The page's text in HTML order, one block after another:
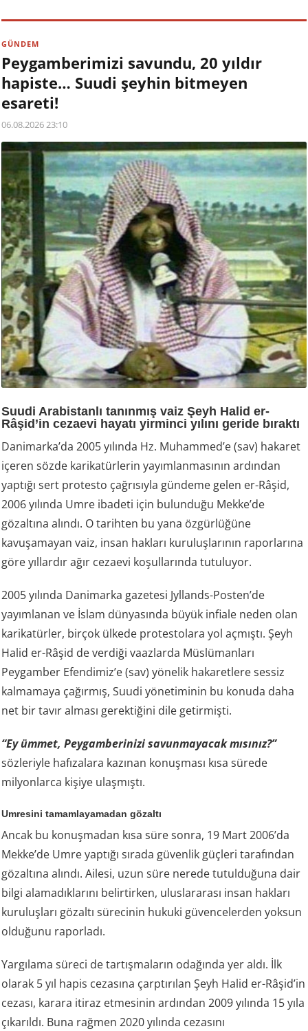
GÜNDEM
Peygamberimizi savundu, 20 yıldır
hapiste… Suudi şeyhin bitmeyen
esareti!
06.08.2026 23:10
Suudi Arabistanlı tanınmış vaiz Şeyh Halid er-
Râşid’in cezaevi hayatı yirminci yılını geride bıraktı
Danimarka’da 2005 yılında Hz. Muhammed’e (sav) hakaret
içeren sözde karikatürlerin yayımlanmasının ardından
yaptığı sert protesto çağrısıyla gündeme gelen er-Râşid,
2006 yılında Umre ibadeti için bulunduğu Mekke’de
gözaltına alındı. O tarihten bu yana özgürlüğüne
kavuşamayan vaiz, insan hakları kuruluşlarının raporlarına
göre yıllardır ağır cezaevi koşullarında tutuluyor.
2005 yılında Danimarka gazetesi Jyllands-Posten’de
yayımlanan ve İslam dünyasında büyük infiale neden olan
karikatürler, birçok ülkede protestolara yol açmıştı. Şeyh
Halid er-Râşid de verdiği vaazlarda Müslümanları
Peygamber Efendimiz’e (sav) yönelik hakaretlere sessiz
kalmamaya çağırmış, Suudi yönetiminin bu konuda daha
net bir tavır alması gerektiğini dile getirmişti.
“Ey ümmet, Peygamberinizi savunmayacak mısınız?”
sözleriyle hafızalara kazınan konuşması kısa sürede
milyonlarca kişiye ulaşmıştı.
Umresini tamamlayamadan gözaltı
Ancak bu konuşmadan kısa süre sonra, 19 Mart 2006’da
Mekke’de Umre yaptığı sırada güvenlik güçleri tarafından
gözaltına alındı. Ailesi, uzun süre nerede tutulduğuna dair
bilgi alamadıklarını belirtirken, uluslararası insan hakları
kuruluşları gözaltı sürecinin hukuki güvencelerden yoksun
olduğunu raporladı.
Yargılama süreci de tartışmaların odağında yer aldı. İlk
olarak 5 yıl hapis cezasına çarptırılan Şeyh Halid er-Râşid’in
cezası, karara itiraz etmesinin ardından 2009 yılında 15 yıla
çıkarıldı. Buna rağmen 2020 yılında cezasını